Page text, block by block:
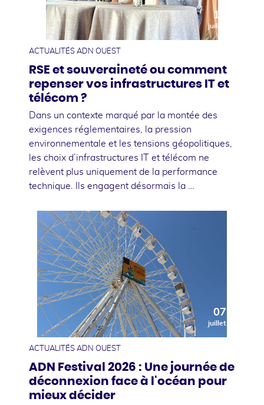
10
juillet
ACTUALITÉS ADN OUEST
RSE et souveraineté ou comment
repenser vos infrastructures IT et
télécom ?
Dans un contexte marqué par la montée des
exigences réglementaires, la pression
environnementale et les tensions géopolitiques,
les choix d’infrastructures IT et télécom ne
relèvent plus uniquement de la performance
technique. Ils engagent désormais la …
07
juillet
ACTUALITÉS ADN OUEST
ADN Festival 2026 : Une journée de
déconnexion face à l'océan pour
mieux décider